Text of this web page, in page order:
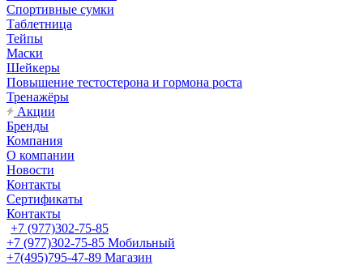
Спортивные сумки
Таблетница
Тейпы
Маски
Шейкеры
Повышение тестостерона и гормона роста
Тренажёры
Акции
Бренды
Компания
О компании
Новости
Контакты
Сертификаты
Контакты
+7 (977)302-75-85
+7 (977)302-75-85 Мобильный
+7(495)795-47-89 Магазин